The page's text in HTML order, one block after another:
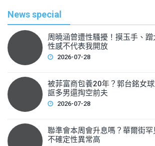
o
k
News special
周曉涵曾遭性騷擾！摸玉手、
性感不代表我開放
2026-07-28
被菲富商包養20年？郭台銘女
誆多男還掏空前夫
2026-07-28
聯準會本周會升息嗎？華爾街罕
不確定性異常高